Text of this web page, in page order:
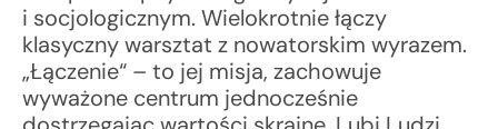
i socjologicznym. Wielokrotnie łączy
klasyczny warsztat z nowatorskim wyrazem.
„Łączenie“ – to jej misja, zachowuje
wyważone centrum jednocześnie